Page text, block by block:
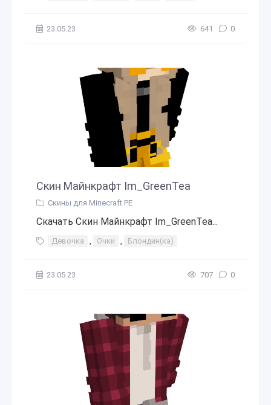
23.05.23 641 0
Скин Майнкрафт Im_GreenTea
Скины для Minecraft PE
Скачать Скин Майнкрафт Im_GreenTea...
Девочка , Очки , Блондин(ка)
23.05.23 707 0